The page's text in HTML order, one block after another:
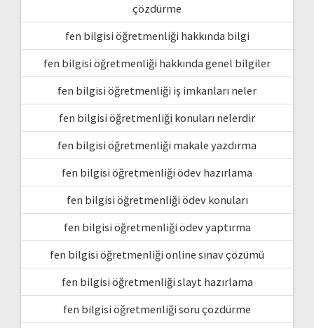
çözdürme
fen bilgisi öğretmenliği hakkında bilgi
fen bilgisi öğretmenliği hakkında genel bilgiler
fen bilgisi öğretmenliği iş imkanları neler
fen bilgisi öğretmenliği konuları nelerdir
fen bilgisi öğretmenliği makale yazdırma
fen bilgisi öğretmenliği ödev hazırlama
fen bilgisi öğretmenliği ödev konuları
fen bilgisi öğretmenliği ödev yaptırma
fen bilgisi öğretmenliği online sınav çözümü
fen bilgisi öğretmenliği slayt hazırlama
fen bilgisi öğretmenliği soru çözdürme